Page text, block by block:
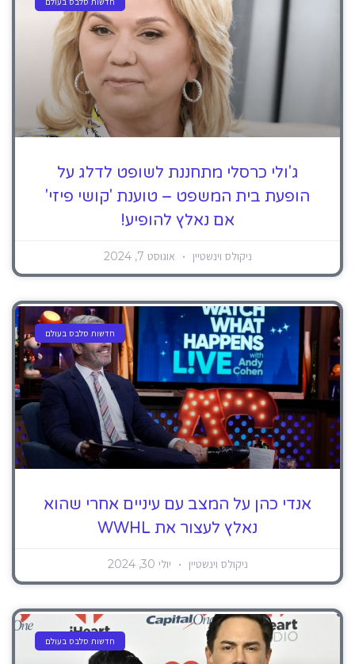
ג'ולי כרסלי מתחננת לשופט לדלג על
הופעת בית המשפט – טוענת 'קושי פיזי'
אם נאלץ להופיע!
ניקולס וינשטיין אוגוסט 7, 2024
חדשות סלבס בעולם
אנדי כהן על המצב עם עיניים אחרי שהוא
נאלץ לעצור את WWHL
ניקולס וינשטיין יולי 30, 2024
חדשות סלבס בעולם